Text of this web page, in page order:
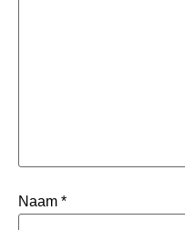
Naam *